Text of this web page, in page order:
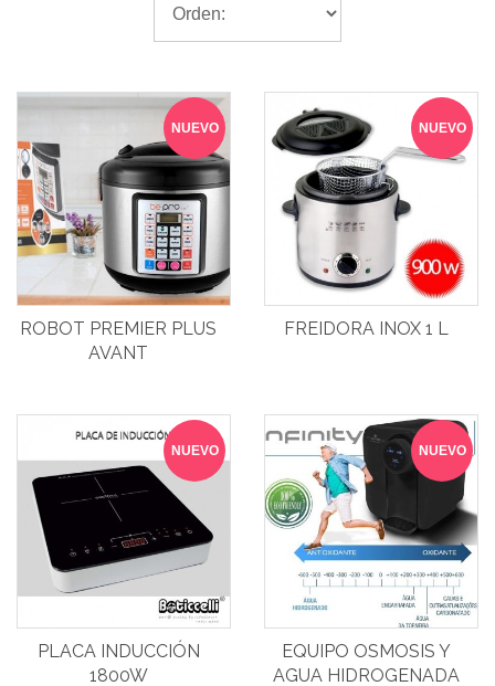
NUEVO
ROBOT PREMIER PLUS
AVANT
NUEVO
FREIDORA INOX 1 L
NUEVO
PLACA INDUCCIÓN
1800W
NUEVO
EQUIPO OSMOSIS Y
AGUA HIDROGENADA